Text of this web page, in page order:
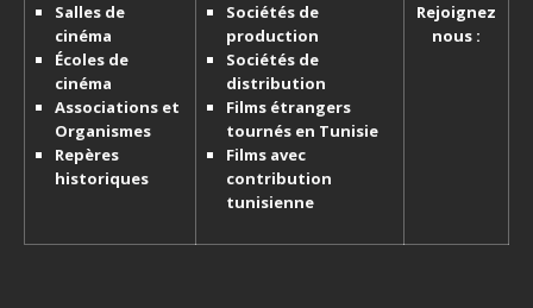
Salles de
cinéma
Écoles de
cinéma
Associations et
Organismes
Repères
historiques
Sociétés de
production
Sociétés de
distribution
Films étrangers
tournés en Tunisie
Films avec
contribution
tunisienne
Rejoignez
nous :